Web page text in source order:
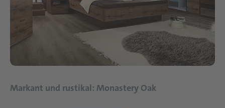
Markant und rustikal: Monastery Oak